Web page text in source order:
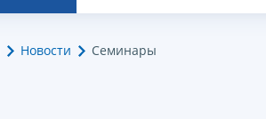
Новости Семинары